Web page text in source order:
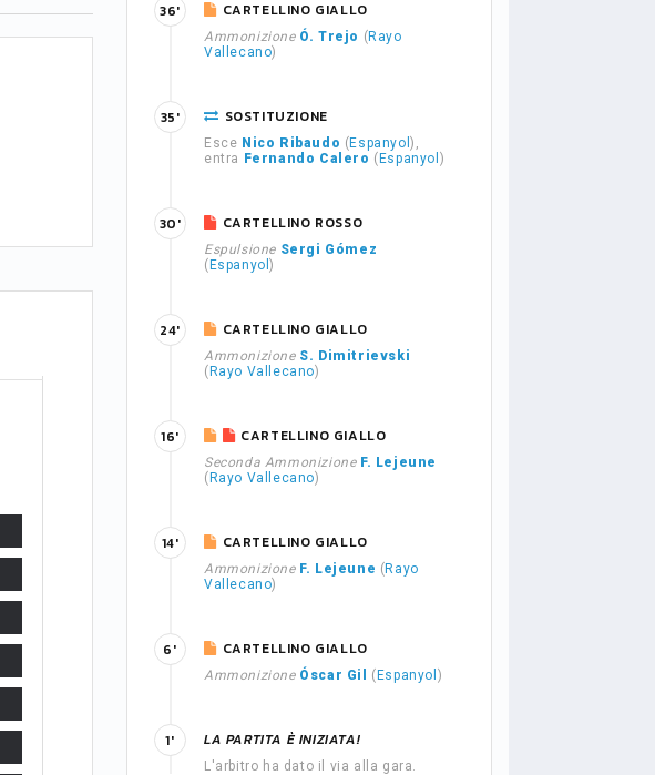
CARTELLINO GIALLO
Ammonizione Ó. Trejo ( Rayo
Vallecano)
36'
SOSTITUZIONE
Esce Nico Ribaudo ( Espanyol),
entra
Fernando Calero ( Espanyol )
35'
CARTELLINO ROSSO
Espulsione Sergi Gómez
( Espanyol)
30'
CARTELLINO GIALLO
Ammonizione S. Dimitrievski
( Rayo Vallecano)
24'
CARTELLINO GIALLO
Seconda Ammonizione F. Lejeune
( Rayo Vallecano)
16'
CARTELLINO GIALLO
Ammonizione F. Lejeune ( Rayo
Vallecano)
14'
CARTELLINO GIALLO
Ammonizione Óscar Gil ( Espanyol )
6'
LA PARTITA È INIZIATA!
L'arbitro ha dato il via alla gara.
1'